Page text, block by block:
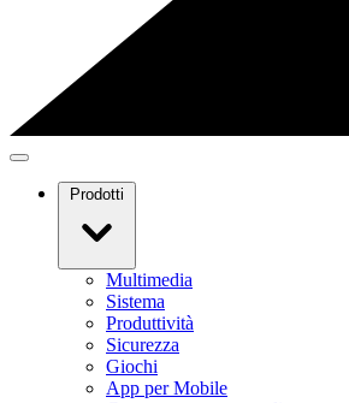
Prodotti
Multimedia
Sistema
Produttività
Sicurezza
Giochi
App per Mobile